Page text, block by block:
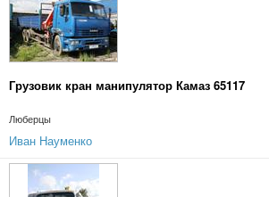
Грузовик кран манипулятор Камаз 65117
Люберцы
Иван Науменко